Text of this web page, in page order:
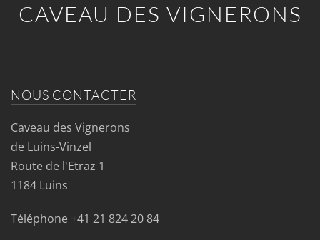
CAVEAU DES VIGNERONS
NOUS CONTACTER
Caveau des Vignerons
de Luins-Vinzel
Route de l'Etraz 1
1184 Luins
Téléphone +41 21 824 20 84